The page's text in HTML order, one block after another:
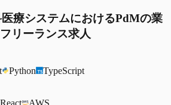
医療システムにおけるPdMの業
リーランス求人
Python TypeScript
React AWS